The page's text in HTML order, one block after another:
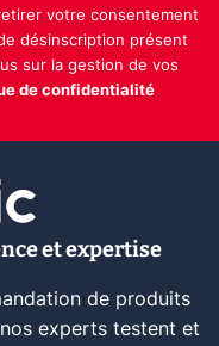
votre consentement
désinscription présent
sur la gestion de vos
de confidentialité
et expertise
de produits
experts testent et